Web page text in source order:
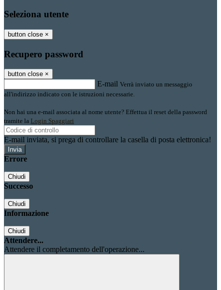
Seleziona utente
button close ×
Recupero password
button close ×
E-mail Verrà inviato un messaggio
all'indirizzo indicato con le istruzioni necessarie.
Non hai una e-mail associata al nome utente? Effettua il reset della password
tramite la Login Spaggiari
E-mail inviata, si prega di controllare la casella di posta elettronica!
Errore
Chiudi
Successo
Chiudi
Informazione
Chiudi
Attendere...
Attendere il completamento dell'operazione...